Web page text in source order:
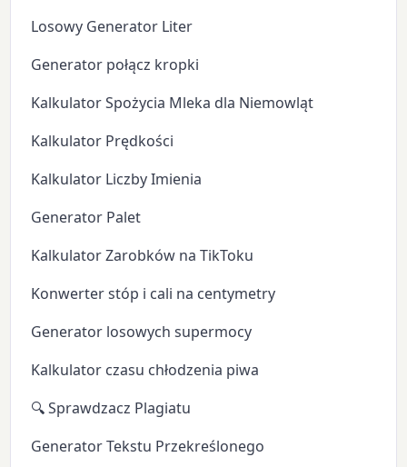
Losowy Generator Liter
Generator połącz kropki
Kalkulator Spożycia Mleka dla Niemowląt
Kalkulator Prędkości
Kalkulator Liczby Imienia
Generator Palet
Kalkulator Zarobków na TikToku
Konwerter stóp i cali na centymetry
Generator losowych supermocy
Kalkulator czasu chłodzenia piwa
🔍 Sprawdzacz Plagiatu
Generator Tekstu Przekreślonego